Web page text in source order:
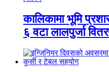
कालिकामा भूमि
६ वटा लालपुर्जा